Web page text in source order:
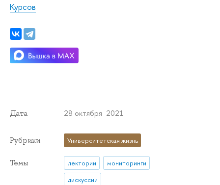
Курсов
Дата 28 октября 2021
Рубрики Университетская жизнь
Темы лектории
мониторинги
дискуссии